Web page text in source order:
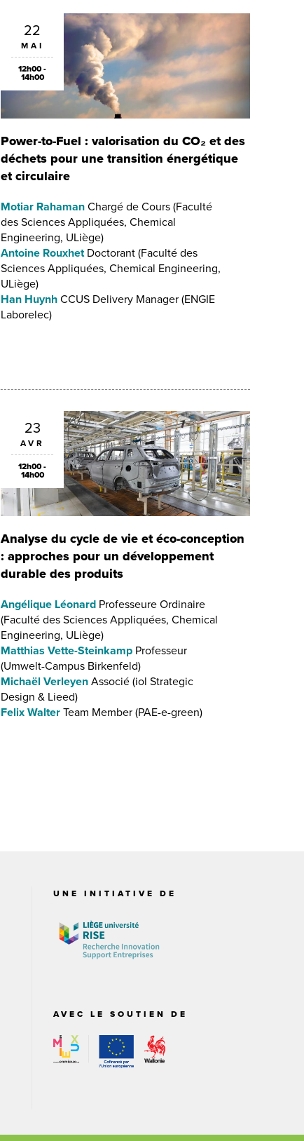
22
MAI
12h00 -
14h00
Power-to-Fuel : valorisation du CO₂ et des
déchets pour une transition énergétique
et circulaire
Motiar Rahaman Chargé de Cours (Faculté
des Sciences Appliquées, Chemical
Engineering, ULiège)
Antoine RouxhetDoctorant (Faculté des
Sciences Appliquées, Chemical Engineering,
ULiège)
Han Huynh CCUS Delivery Manager (ENGIE
Laborelec)
23
AVR
12h00 -
14h00
Analyse du cycle de vie et éco-conception
: approches pour un développement
durable des produits
Angélique Léonard Professeure Ordinaire
(Faculté des Sciences Appliquées, Chemical
Engineering, ULiège)
Matthias Vette-Steinkamp Professeur
(Umwelt-Campus Birkenfeld)
Michaël Verleyen Associé (iol Strategic
Design & Lieed)
Felix Walter Team Member (PAE-e-green)
UNE INITIATIVE DE
AVEC LE SOUTIEN DE